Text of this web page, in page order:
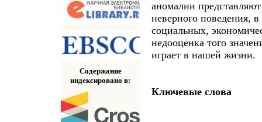
Содержание
индексировано в:
аномалии
неверного поведения,
социальных,
недооценка того
играет в нашей жизни.
Ключевые слова